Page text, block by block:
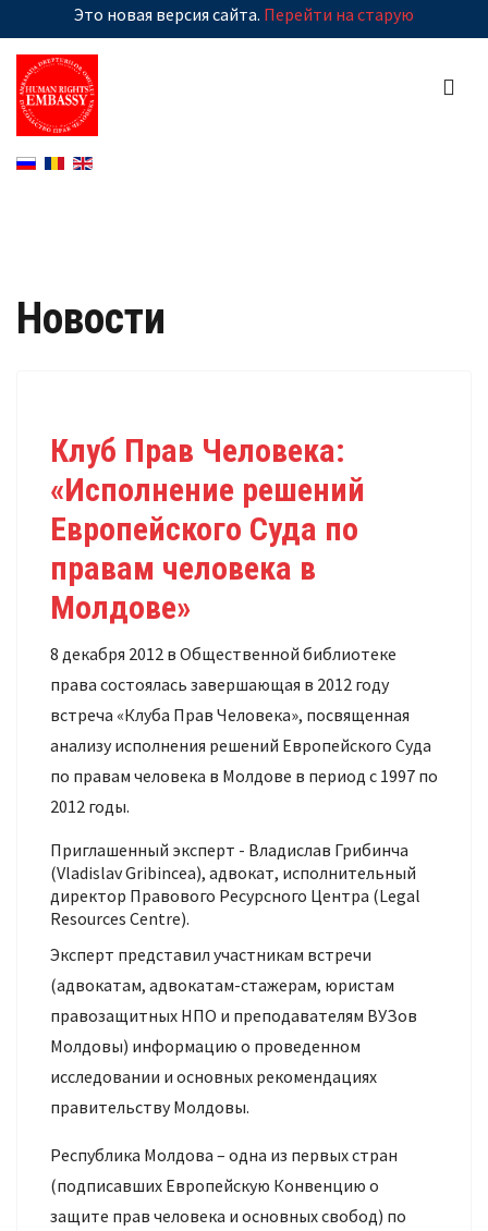
Это новая версия сайта. Перейти на старую
Новости
Клуб Прав Человека:
«Исполнение решений
Европейского Суда по
правам человека в
Молдове»
8 декабря 2012 в Общественной библиотеке
права состоялась завершающая в 2012 году
встреча «Клуба Прав Человека», посвященная
анализу исполнения решений Европейского Суда
по правам человека в Молдове в период с 1997 по
2012 годы.
Приглашенный эксперт - Владислав Грибинча
(Vladislav Gribincea), адвокат, исполнительный
директор Правового Ресурсного Центра (Legal
Resources Centre).
Эксперт представил участникам встречи
(адвокатам, адвокатам-стажерам, юристам
правозащитных НПО и преподавателям ВУЗов
Молдовы) информацию о проведенном
исследовании и основных рекомендациях
правительству Молдовы.
Республика Молдова – одна из первых стран
(подписавших Европейскую Конвенцию о
защите прав человека и основных свобод) по